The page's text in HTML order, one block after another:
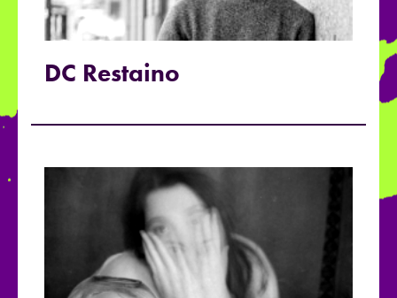
DC Restaino